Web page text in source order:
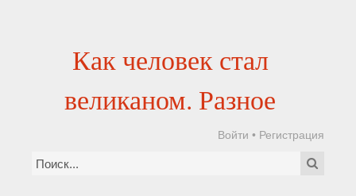
Как человек стал
великаном. Разное
Войти • Регистрация